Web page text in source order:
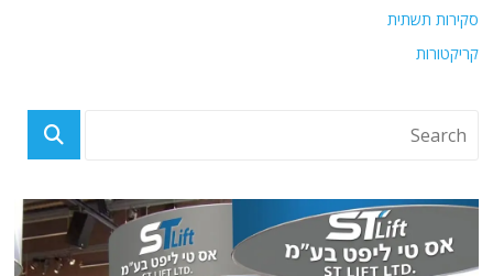
סקירות תשתית
קריקטורות